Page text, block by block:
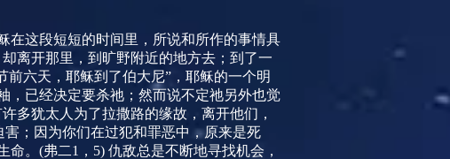
在这段短短的时间里，所说和所作的事情具
离开那里，到旷野附近的地方去；到了一
六天，耶稣到了伯大尼”，耶稣的一个明
，已经决定要杀祂；然而说不定祂另外也觉
多犹太人为了拉撒路的缘故，离开他们，
；因为你们在过犯和罪恶中，原来是死
命。 (弗二1 ， 5) 仇敌总是不断地寻找机会，